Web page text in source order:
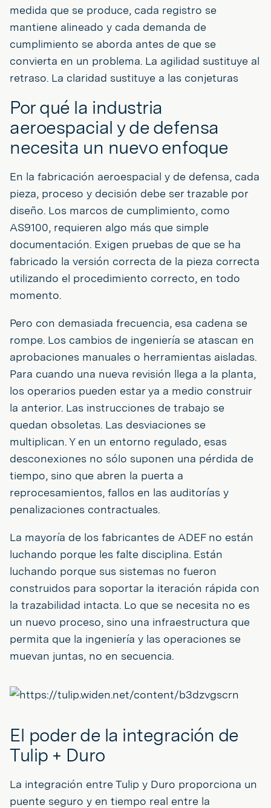
medida que se produce, cada registro se
mantiene alineado y cada demanda de
cumplimiento se aborda antes de que se
convierta en un problema. La agilidad sustituye al
retraso. La claridad sustituye a las conjeturas
Por qué la industria
aeroespacial y de defensa
necesita un nuevo enfoque
En la fabricación aeroespacial y de defensa, cada
pieza, proceso y decisión debe ser trazable por
diseño. Los marcos de cumplimiento, como
AS9100, requieren algo más que simple
documentación. Exigen pruebas de que se ha
fabricado la versión correcta de la pieza correcta
utilizando el procedimiento correcto, en todo
momento.
Pero con demasiada frecuencia, esa cadena se
rompe. Los cambios de ingeniería se atascan en
aprobaciones manuales o herramientas aisladas.
Para cuando una nueva revisión llega a la planta,
los operarios pueden estar ya a medio construir
la anterior. Las instrucciones de trabajo se
quedan obsoletas. Las desviaciones se
multiplican. Y en un entorno regulado, esas
desconexiones no sólo suponen una pérdida de
tiempo, sino que abren la puerta a
reprocesamientos, fallos en las auditorías y
penalizaciones contractuales.
La mayoría de los fabricantes de ADEF no están
luchando porque les falte disciplina. Están
luchando porque sus sistemas no fueron
construidos para soportar la iteración rápida con
la trazabilidad intacta. Lo que se necesita no es
un nuevo proceso, sino una infraestructura que
permita que la ingeniería y las operaciones se
muevan juntas, no en secuencia.
El poder de la integración de
Tulip + Duro
La integración entre Tulip y Duro proporciona un
puente seguro y en tiempo real entre la